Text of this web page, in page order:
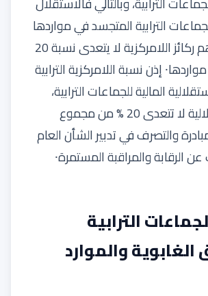
الترابية المتجسد في مواردها
الذاتية وهو أهم ركائز اللامركزية لا يتعدى نسبة 20
إذن نسبة اللامركزية الترابية
المالية للجماعات الترابية،
وهذه الاستقلالية لا تتعدى 20 % من مجموع
والتصرف في تدبير الشأن العام
الرقابة والمراقبة المستمرة⸱
الترابية
والموارد